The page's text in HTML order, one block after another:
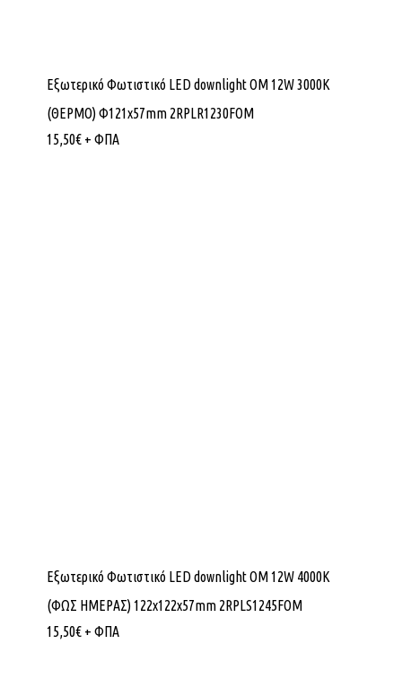
Εξωτερικό Φωτιστικό LED downlight OM 12W 3000K
(ΘΕΡΜΟ) Φ121x57mm 2RPLR1230FOM
15,50€ + ΦΠΑ
Εξωτερικό Φωτιστικό LED downlight OM 12W 4000K
(ΦΩΣ ΗΜΕΡΑΣ) 122x122x57mm 2RPLS1245FOM
15,50€ + ΦΠΑ